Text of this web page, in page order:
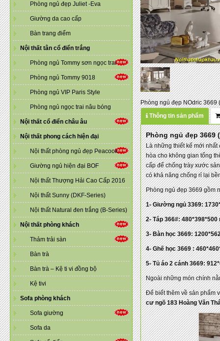
Phòng ngủ đẹp Juliet -Eva
Giường da cao cấp
Bàn trang điểm
Nội thất tân cổ điển trắng
Phòng ngủ Tommy sơn ngọc trai
Phòng ngủ Tommy 9018
Phòng ngủ VIP Paris Style
Phòng ngủ ngọc trai nâu bóng
Nội thất cổ điển châu âu
Nội thất phong cách hiện đại
Nội thất phòng ngủ đẹp Peacook
Giường ngủ hiện đại BOF
Nội thất Thượng Hải Cao Cấp 2016
Nội thất Sunny (DKF-Series)
Nội thất Natural đen trắng (B-Series)
Nội thất phòng khách
Thảm trải sàn
Bàn trà
Bàn trà – Kệ ti vi đồng bộ
Kệ tivi
Sofa phòng khách
Sofa giường
Sofa da
Phòng ngủ đẹp NOdric 3669
Thông tin sản phẩm
Phòng ngủ đẹp 3669
Là những thiết kế mới nhất
hòa cho không gian tổng
cấp để chống trày xước
có khả năng chống rỉ lại
Phòng ngủ đẹp 3669 gồm
1- Giường ngủ 3369:
2- Táp 366#: 480*398*500
3- Bàn học 3669:
4- Ghế học 3669 :
5- Tủ áo 2 cánh 3669:
Ngoài những món chính
Để biết thêm về sản phẩm
cư ngõ 183 Hoàng Văn